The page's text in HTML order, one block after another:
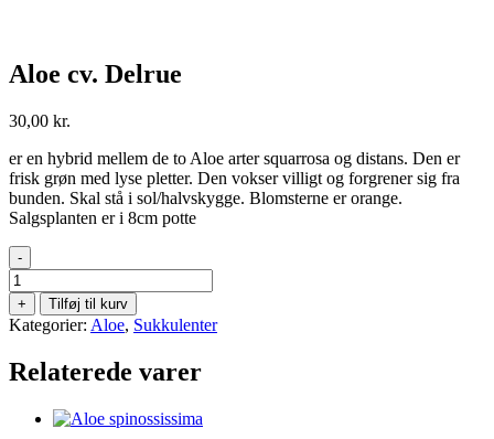
Aloe cv. Delrue
30,00 kr.
er en hybrid mellem de to Aloe arter squarrosa og distans. Den er
frisk grøn med lyse pletter. Den vokser villigt og forgrener sig fra
bunden. Skal stå i sol/halvskygge. Blomsterne er orange.
Salgsplanten er i 8cm potte
-
Aloe
cv.
Delrue
antal
+ Tilføj til kurv
Kategorier: Aloe, Sukkulenter
Relaterede varer